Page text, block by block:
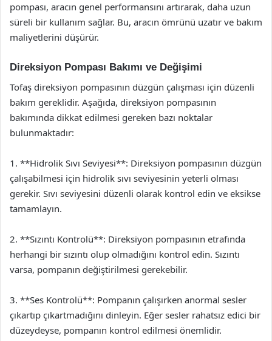
pompası, aracın genel performansını artırarak, daha uzun
süreli bir kullanım sağlar. Bu, aracın ömrünü uzatır ve bakım
maliyetlerini düşürür.
Direksiyon Pompası Bakımı ve Değişimi
Tofaş direksiyon pompasının düzgün çalışması için düzenli
bakım gereklidir. Aşağıda, direksiyon pompasının
bakımında dikkat edilmesi gereken bazı noktalar
bulunmaktadır:
1. **Hidrolik Sıvı Seviyesi**: Direksiyon pompasının düzgün
çalışabilmesi için hidrolik sıvı seviyesinin yeterli olması
gerekir. Sıvı seviyesini düzenli olarak kontrol edin ve eksikse
tamamlayın.
2. **Sızıntı Kontrolü**: Direksiyon pompasının etrafında
herhangi bir sızıntı olup olmadığını kontrol edin. Sızıntı
varsa, pompanın değiştirilmesi gerekebilir.
3. **Ses Kontrolü**: Pompanın çalışırken anormal sesler
çıkartıp çıkartmadığını dinleyin. Eğer sesler rahatsız edici bir
düzeydeyse, pompanın kontrol edilmesi önemlidir.